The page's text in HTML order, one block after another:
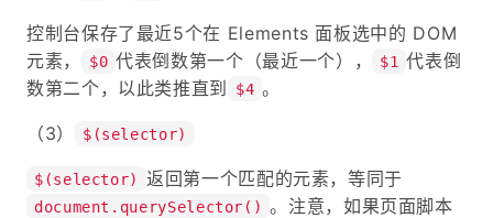
控制台保存了最近5个在 Elements 面板选中的 DOM
元素，
$0 代表倒数第一个（最近一个）， $1 代表倒
数第二个，以此类推直到
$4 。
（3） $(selector)
$(selector) 返回第一个匹配的元素，等同于
document.querySelector() 。注意，如果页面脚本